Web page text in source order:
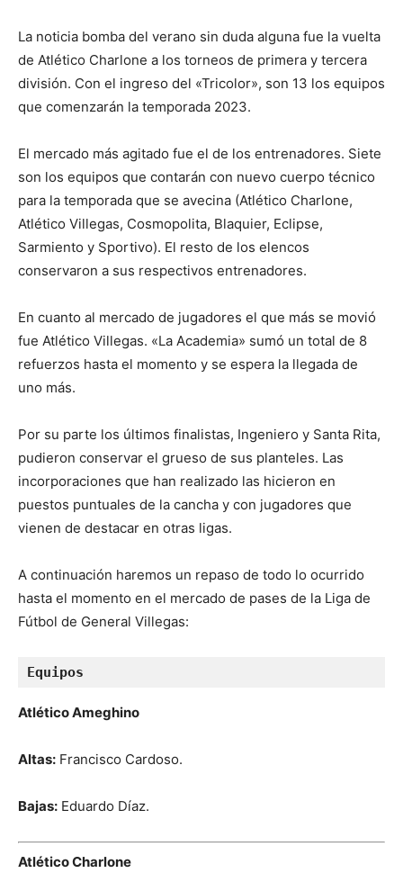
La noticia bomba del verano sin duda alguna fue la vuelta
de Atlético Charlone a los torneos de primera y tercera
división. Con el ingreso del «Tricolor», son 13 los equipos
que comenzarán la temporada 2023.
El mercado más agitado fue el de los entrenadores. Siete
son los equipos que contarán con nuevo cuerpo técnico
para la temporada que se avecina (Atlético Charlone,
Atlético Villegas, Cosmopolita, Blaquier, Eclipse,
Sarmiento y Sportivo). El resto de los elencos
conservaron a sus respectivos entrenadores.
En cuanto al mercado de jugadores el que más se movió
fue Atlético Villegas. «La Academia» sumó un total de 8
refuerzos hasta el momento y se espera la llegada de
uno más.
Por su parte los últimos finalistas, Ingeniero y Santa Rita,
pudieron conservar el grueso de sus planteles. Las
incorporaciones que han realizado las hicieron en
puestos puntuales de la cancha y con jugadores que
vienen de destacar en otras ligas.
A continuación haremos un repaso de todo lo ocurrido
hasta el momento en el mercado de pases de la Liga de
Fútbol de General Villegas:
Equipos
Atlético Ameghino
Altas: Francisco Cardoso.
Bajas: Eduardo Díaz.
Atlético Charlone